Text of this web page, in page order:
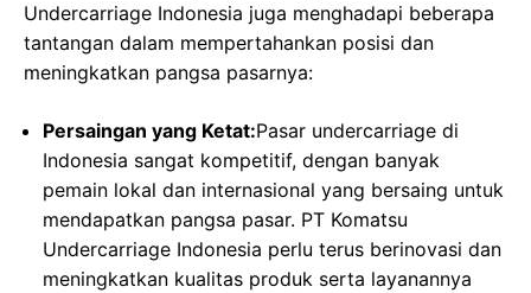
Undercarriage Indonesia juga menghadapi beberapa
tantangan dalam mempertahankan posisi dan
meningkatkan pangsa pasarnya:
Persaingan yang Ketat:Pasar undercarriage di
Indonesia sangat kompetitif, dengan banyak
pemain lokal dan internasional yang bersaing untuk
mendapatkan pangsa pasar. PT Komatsu
Undercarriage Indonesia perlu terus berinovasi dan
meningkatkan kualitas produk serta layanannya